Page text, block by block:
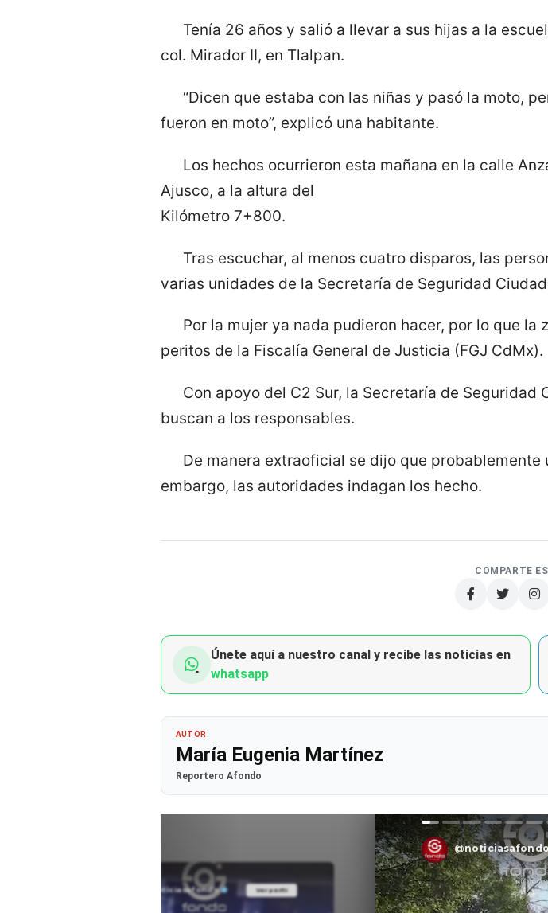
Tenía 26 años y salió a llevar a sus hijas a la
col. Mirador II, en Tlalpan.
“Dicen que estaba con las niñas y pasó la moto,
fueron en moto”, explicó una habitante.
Los hechos ocurrieron esta mañana en la calle
Ajusco, a la altura del
Kilómetro 7+800.
Tras escuchar, al menos cuatro disparos, las
varias unidades de la Secretaría de Seguridad
Por la mujer ya nada pudieron hacer, por lo que
peritos de la Fiscalía General de Justicia (FGJ CdMx).
Con apoyo del C2 Sur, la Secretaría de
buscan a los responsables.
De manera extraoficial se dijo que
embargo, las autoridades indagan los hecho.
COMPARTE
Únete aquí a nuestro canal y recibe las noticias en
whatsapp
AUTOR
María Eugenia Martínez
Reportero Afondo
Ver perfil
@noticiasafondo Ver perfil